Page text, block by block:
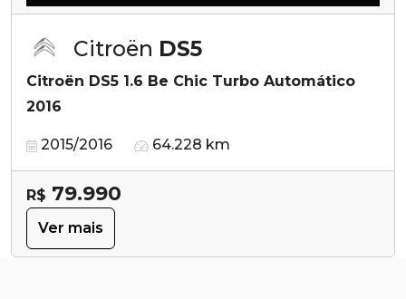
Citroën DS5
Citroën DS5 1.6 Be Chic Turbo Automático
2016
2015/2016 64.228 km
R$ 79.990
Ver mais